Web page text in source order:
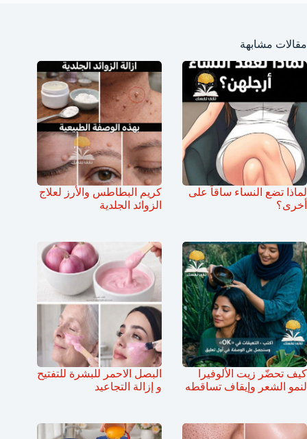
مقالات مشابهة
لماذا تضع النساء ساقاً على
أخرى؟
كريم البطاطس والأرز لعلاج
الزوائد الجلدية
كيف تحضّر زيت الألوفيرا
لنمو الشعر وإيقاف تساقطه
البصل الاحمر للبشرة للتفتيح
و إزالة التجاعيد